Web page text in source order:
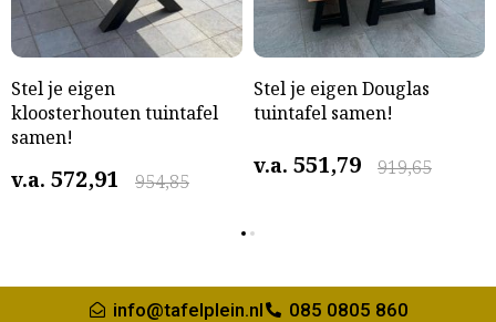
Stel je eigen
kloosterhouten tuintafel
samen!
v.a. 954,85
572,91
Stel je eigen Douglas
tuintafel samen!
v.a. 919,65
551,79
info@tafelplein.nl 085 0805 860